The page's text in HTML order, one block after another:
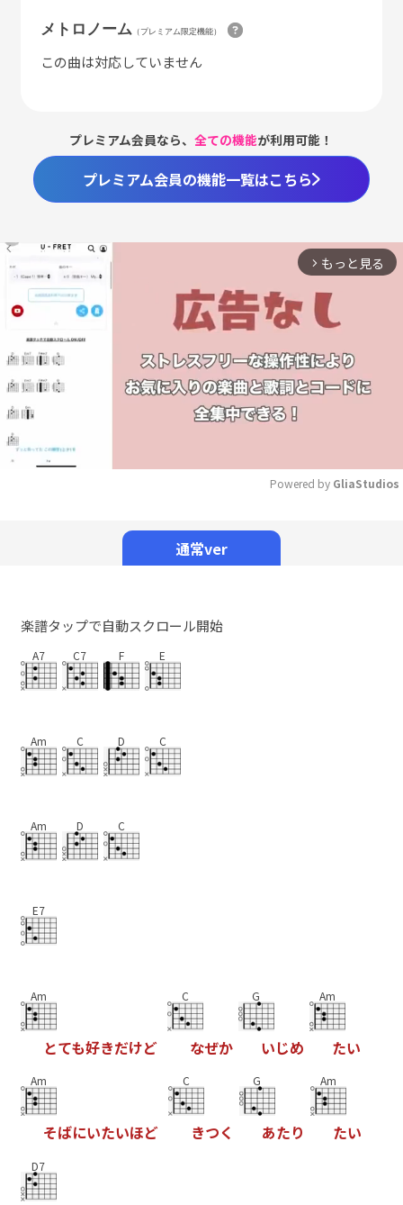
メトロノーム （プレミアム限定機能）
この曲は対応していません
プレミアム会員なら、全ての機能が利用可能！
プレミアム会員の機能一覧はこちら
arrow_forward_ios もっと見る
Powered by GliaStudios
通常ver
楽譜タップで自動スクロール開始
A7 C7 F E
Am C D C
Am D C
E7
Am
とても好きだけど
C
なぜか
G
いじめ
Am
たい
Am
そばにいたいほど
C
きつく
G
あたり
Am
たい
D7